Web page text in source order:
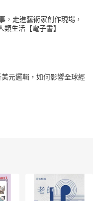
，走進藝術家創作現場，
生活【電子書】
元邏輯，如何影響全球經